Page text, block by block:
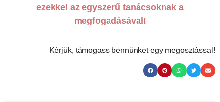
ezekkel az egyszerű tanácsoknak a
megfogadásával!
Kérjük, támogass bennünket egy megosztással!